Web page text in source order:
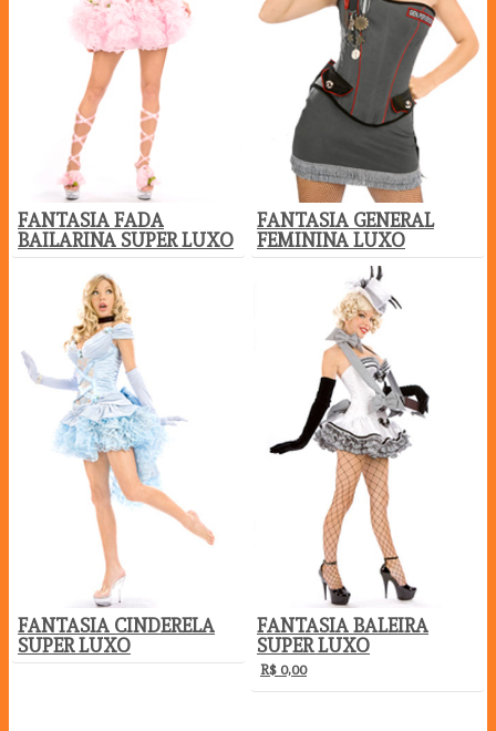
FANTASIA FADA
BAILARINA SUPER LUXO
FANTASIA GENERAL
FEMININA LUXO
FANTASIA CINDERELA
SUPER LUXO
FANTASIA BALEIRA
SUPER LUXO
R$ 0,00